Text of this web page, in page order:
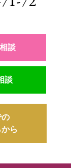
談
談
の
ら